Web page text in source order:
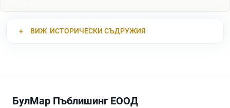
ВИЖ ИСТОРИЧЕСКИ СЪДРУЖИЯ
БулМар Пъблишинг ЕООД